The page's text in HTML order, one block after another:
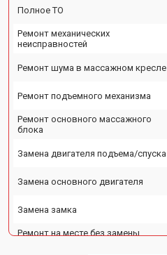
Полное ТО
Ремонт механических
неисправностей
Ремонт шума в массажном кресле
Ремонт подъемного механизма
Ремонт основного массажного
блока
Замена двигателя подъема/спуска
Замена основного двигателя
Замена замка
Ремонт на месте без замены